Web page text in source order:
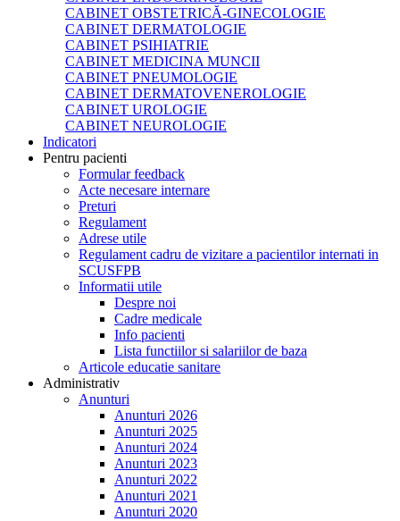
CABINET OBSTETRICĂ-GINECOLOGIE
CABINET DERMATOLOGIE
CABINET PSIHIATRIE
CABINET MEDICINA MUNCII
CABINET PNEUMOLOGIE
CABINET DERMATOVENEROLOGIE
CABINET UROLOGIE
CABINET NEUROLOGIE
Indicatori
Pentru pacienti
Formular feedback
Acte necesare internare
Preturi
Regulament
Adrese utile
Regulament cadru de vizitare a pacientilor internati in
SCUSFPB
Informatii utile
Despre noi
Cadre medicale
Info pacienti
Lista functiilor si salariilor de baza
Articole educatie sanitare
Administrativ
Anunturi
Anunturi 2026
Anunturi 2025
Anunturi 2024
Anunturi 2023
Anunturi 2022
Anunturi 2021
Anunturi 2020